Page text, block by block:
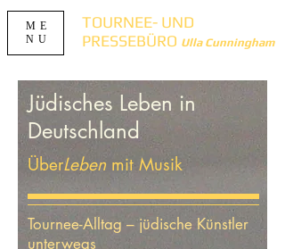
TOURNEE- UND
PRESSEBÜRO Ulla Cunningham
ME
NU
Jüdisches Leben in
Deutschland
ÜberLeben mit Musik
Tournee-Alltag – jüdische Künstler
unterwegs